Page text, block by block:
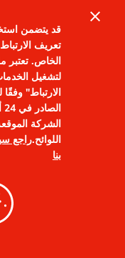
ذكرنيقد يتضمن
الخاص. تعتبر
لتشغيل
الشركة
اللوائح.راجع
بنا
close